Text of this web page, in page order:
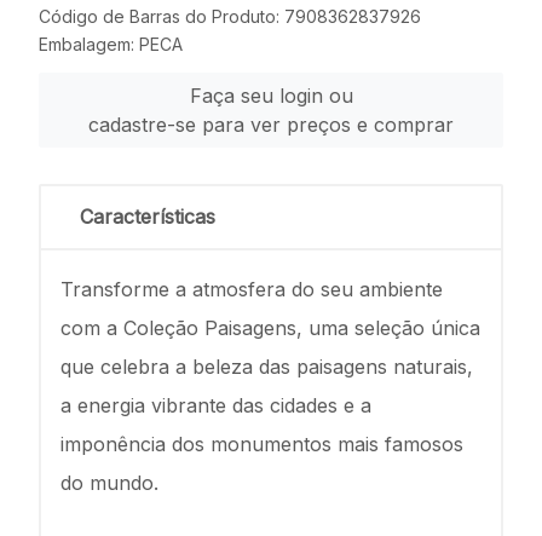
Código de Barras do Produto: 7908362837926
Embalagem: PECA
Faça seu login ou
cadastre-se para ver preços e comprar
Características
Transforme a atmosfera do seu ambiente
com a Coleção Paisagens, uma seleção única
que celebra a beleza das paisagens naturais,
a energia vibrante das cidades e a
imponência dos monumentos mais famosos
do mundo.